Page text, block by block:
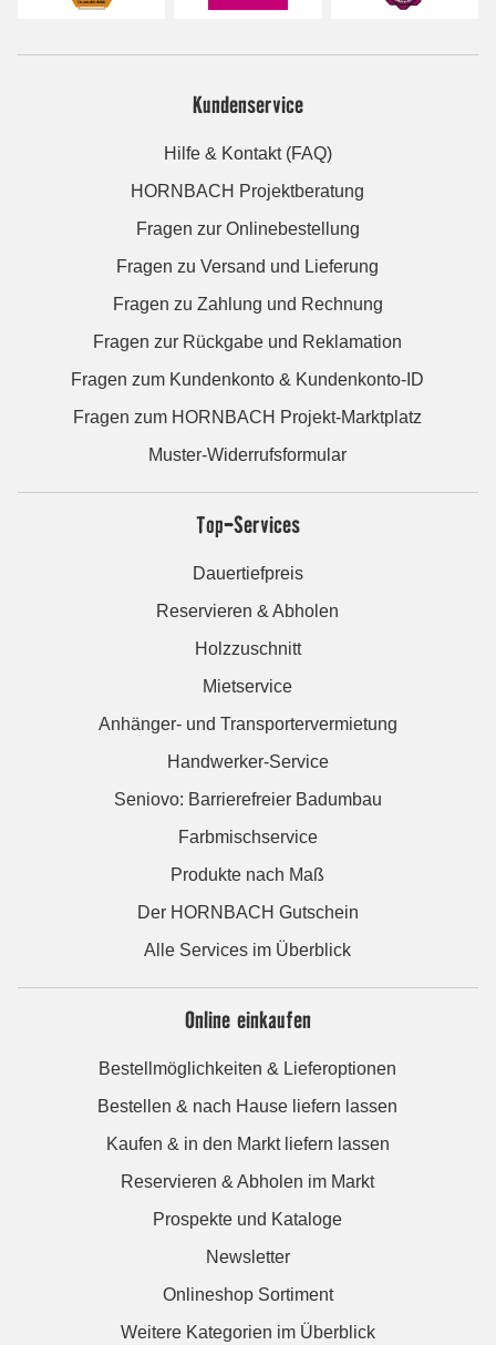
Kundenservice
Hilfe & Kontakt (FAQ)
HORNBACH Projektberatung
Fragen zur Onlinebestellung
Fragen zu Versand und Lieferung
Fragen zu Zahlung und Rechnung
Fragen zur Rückgabe und Reklamation
Fragen zum Kundenkonto & Kundenkonto-ID
Fragen zum HORNBACH Projekt-Marktplatz
Muster-Widerrufsformular
Top-Services
Dauertiefpreis
Reservieren & Abholen
Holzzuschnitt
Mietservice
Anhänger- und Transportervermietung
Handwerker-Service
Seniovo: Barrierefreier Badumbau
Farbmischservice
Produkte nach Maß
Der HORNBACH Gutschein
Alle Services im Überblick
Online einkaufen
Bestellmöglichkeiten & Lieferoptionen
Bestellen & nach Hause liefern lassen
Kaufen & in den Markt liefern lassen
Reservieren & Abholen im Markt
Prospekte und Kataloge
Newsletter
Onlineshop Sortiment
Weitere Kategorien im Überblick